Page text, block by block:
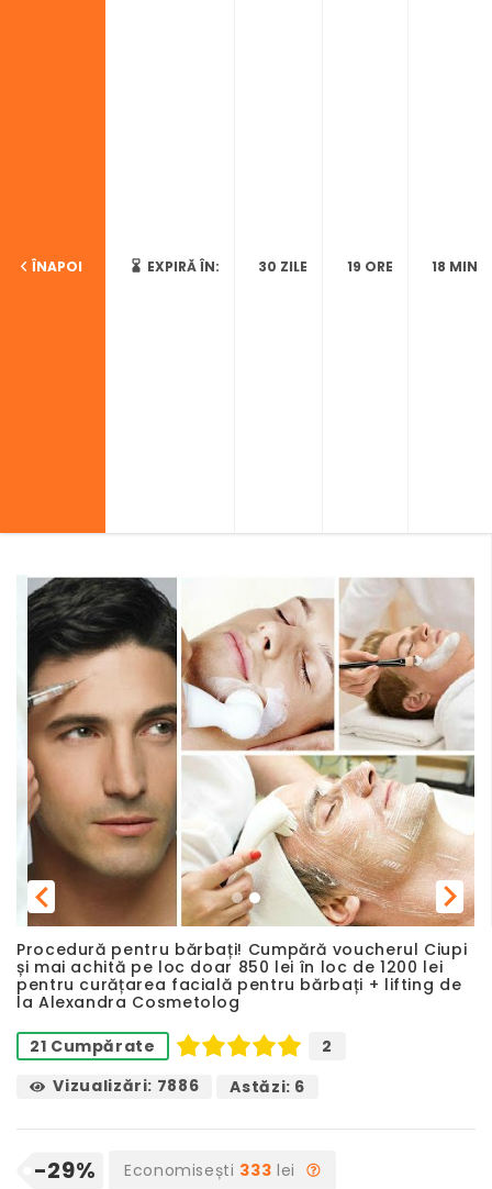
ÎNAPOI EXPIRĂ ÎN: 30 ZILE 19 ORE 18 MIN
Previous
Next
Procedură pentru bărbați! Cumpără voucherul Ciupi
și mai achită pe loc doar 850 lei în loc de 1200 lei
pentru curățarea facială pentru bărbați + lifting de
la Alexandra Cosmetolog
21 Cumpărate
Vizualizări: 7886
Astăzi: 6
2
-29% Economisești 333 lei